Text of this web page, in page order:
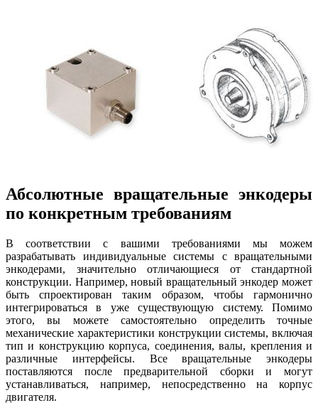
Абсолютные вращательные энкодеры
по конкретным требованиям
В соответствии с вашими требованиями мы можем
разрабатывать индивидуальные системы с вращательными
энкодерами, значительно отличающиеся от стандартной
конструкции. Например, новый вращательный энкодер может
быть спроектирован таким образом, чтобы гармонично
интегрироваться в уже существующую систему. Помимо
этого, вы можете самостоятельно определить точные
механические характеристики конструкции системы, включая
тип и конструкцию корпуса, соединения, валы, крепления и
различные интерфейсы. Все вращательные энкодеры
поставляются после предварительной сборки и могут
устанавливаться, например, непосредственно на корпус
двигателя.